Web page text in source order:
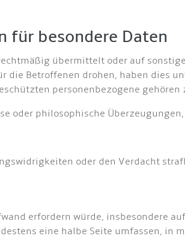
für besondere Daten
übermittelt oder auf
Betroffenen drohen, haben dies
personenbezogene gehören
oder philosophische
oder den Verdacht
erfordern würde, insbesondere
eine halbe Seite umfassen, in